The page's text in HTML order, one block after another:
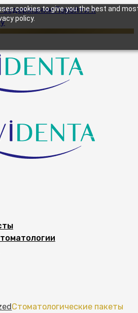
cookies to give you the best and
policy.
содержаниюПерейти к
Стоматологические пакеты